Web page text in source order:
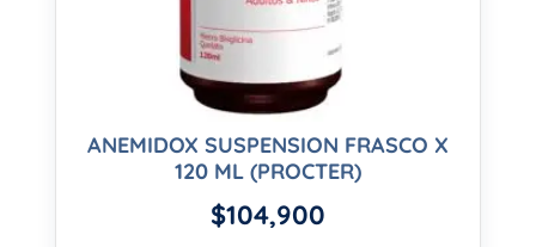
ANEMIDOX SUSPENSION FRASCO X
120 ML (PROCTER)
$104,900